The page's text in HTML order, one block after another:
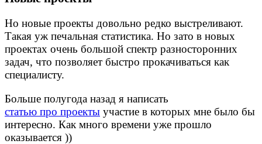
Но новые проекты довольно редко выстреливают.
Такая уж печальная статистика. Но зато в новых
проектах очень большой спектр разносторонних
задач, что позволяет быстро прокачиваться как
специалисту.
Больше полугода назад я написать
статью про проекты участие в которых мне было бы
интересно. Как много времени уже прошло
оказывается ))